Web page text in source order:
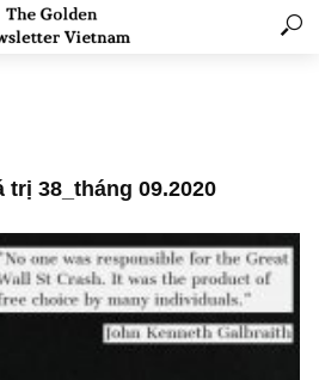
trị 38_tháng 09.2020